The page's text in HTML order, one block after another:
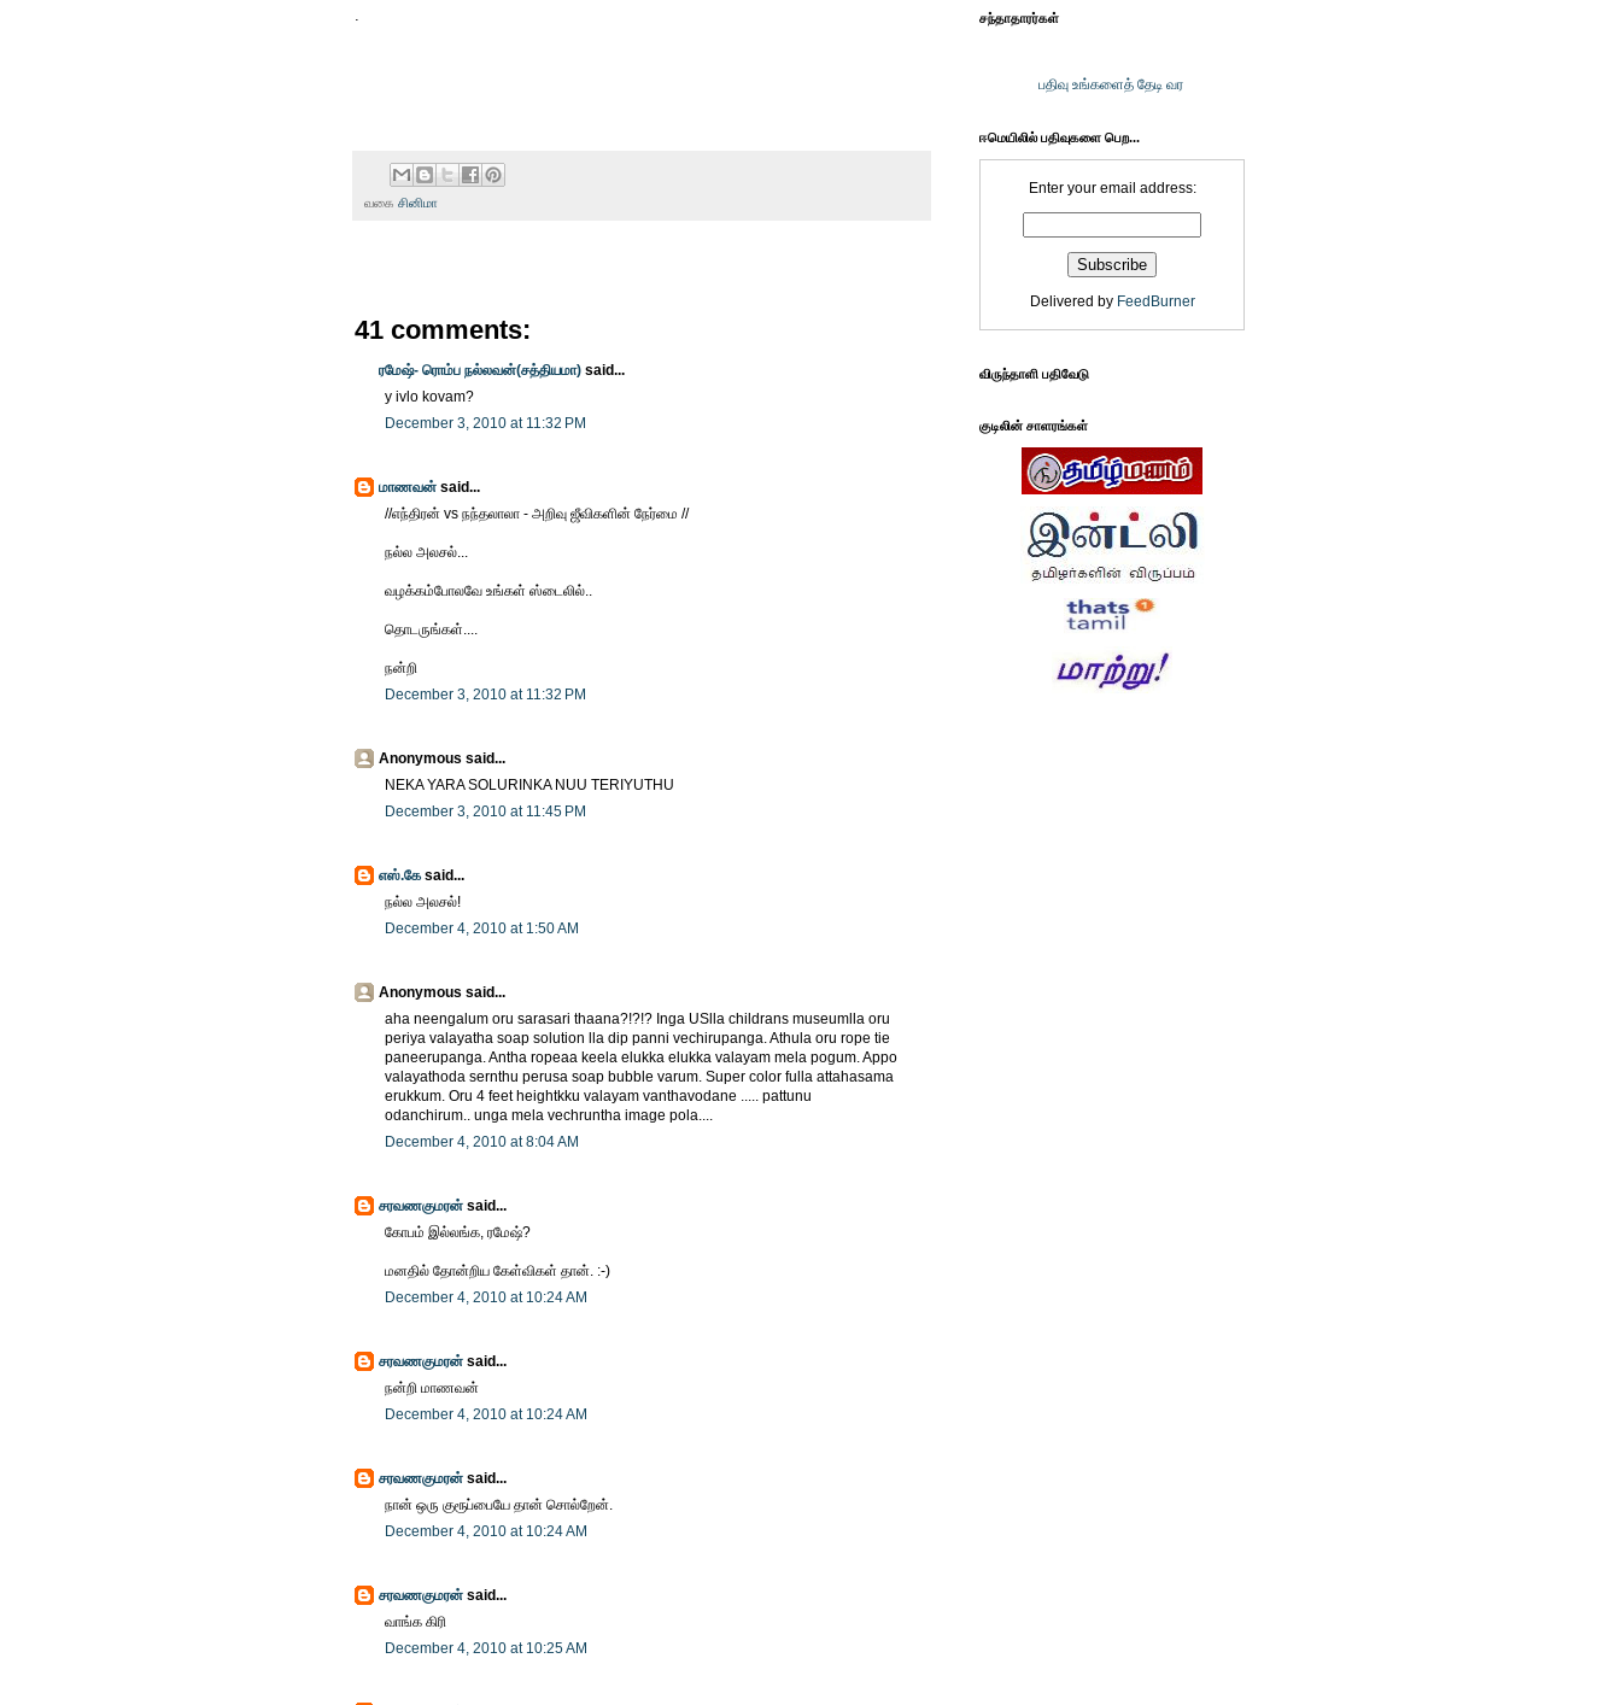
வகை சினிமா
41 comments:
ரமேஷ்- ரொம்ப நல்லவன்(சத்தியமா) said...
y ivlo kovam?
December 3, 2010 at 11:32 PM
மாணவன் said...
//எந்திரன் vs நந்தலாலா - அறிவு ஜீவிகளின் நேர்மை //
நல்ல அலசல்...
வழக்கம்போலவே உங்கள் ஸ்டைலில்..
தொடருங்கள்....
நன்றி
December 3, 2010 at 11:32 PM
Anonymous said...
NEKA YARA SOLURINKA NUU TERIYUTHU
December 3, 2010 at 11:45 PM
எஸ்.கேsaid...
நல்ல அலசல்!
December 4, 2010 at 1:50 AM
Anonymous said...
aha neengalum oru sarasari thaana?!?!? Inga USlla childrans museumlla oru
periya valayatha soap solution lla dip panni vechirupanga. Athula oru rope tie
paneerupanga. Antha ropeaa keela elukka elukka valayam mela pogum. Appo
valayathoda sernthu perusa soap bubble varum. Super color fulla attahasama
erukkum. Oru 4 feet heightkku valayam vanthavodane ..... pattunu
odanchirum.. unga mela vechruntha image pola....
December 4, 2010 at 8:04 AM
சரவணகுமரன் said...
கோபம் இல்லங்க, ரமேஷ்?
மனதில் தோன்றிய கேள்விகள் தான். :-)
December 4, 2010 at 10:24 AM
சரவணகுமரன் said...
நன்றி மாணவன்
December 4, 2010 at 10:24 AM
சரவணகுமரன் said...
நான் ஒரு குரூப்பையே தான் சொல்றேன்.
December 4, 2010 at 10:24 AM
சரவணகுமரன் said...
வாங்க கிரி
December 4, 2010 at 10:25 AM
சந்தாதாரர்கள்
பதிவு உங்களைத் தேடி வர
ஈமெயிலில் பதிவுகளை பெற...
Enter your email address:
Delivered by FeedBurner
விருந்தாளி பதிவேடு
குடிலின் சாளரங்கள்